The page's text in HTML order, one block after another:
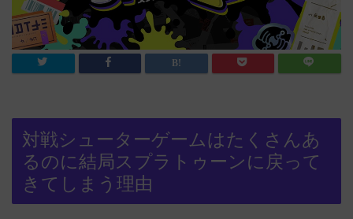
対戦シューターゲームはたくさんあ
るのに結局スプラトゥーンに戻って
きてしまう理由